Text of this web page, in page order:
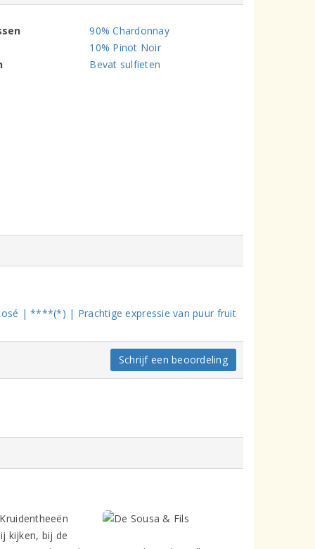
90% Chardonnay
10% Pinot Noir
Bevat sulfieten
| ****(*) | Prachtige expressie van puur fruit
Schrijf een beoordeling
kijken, bij de